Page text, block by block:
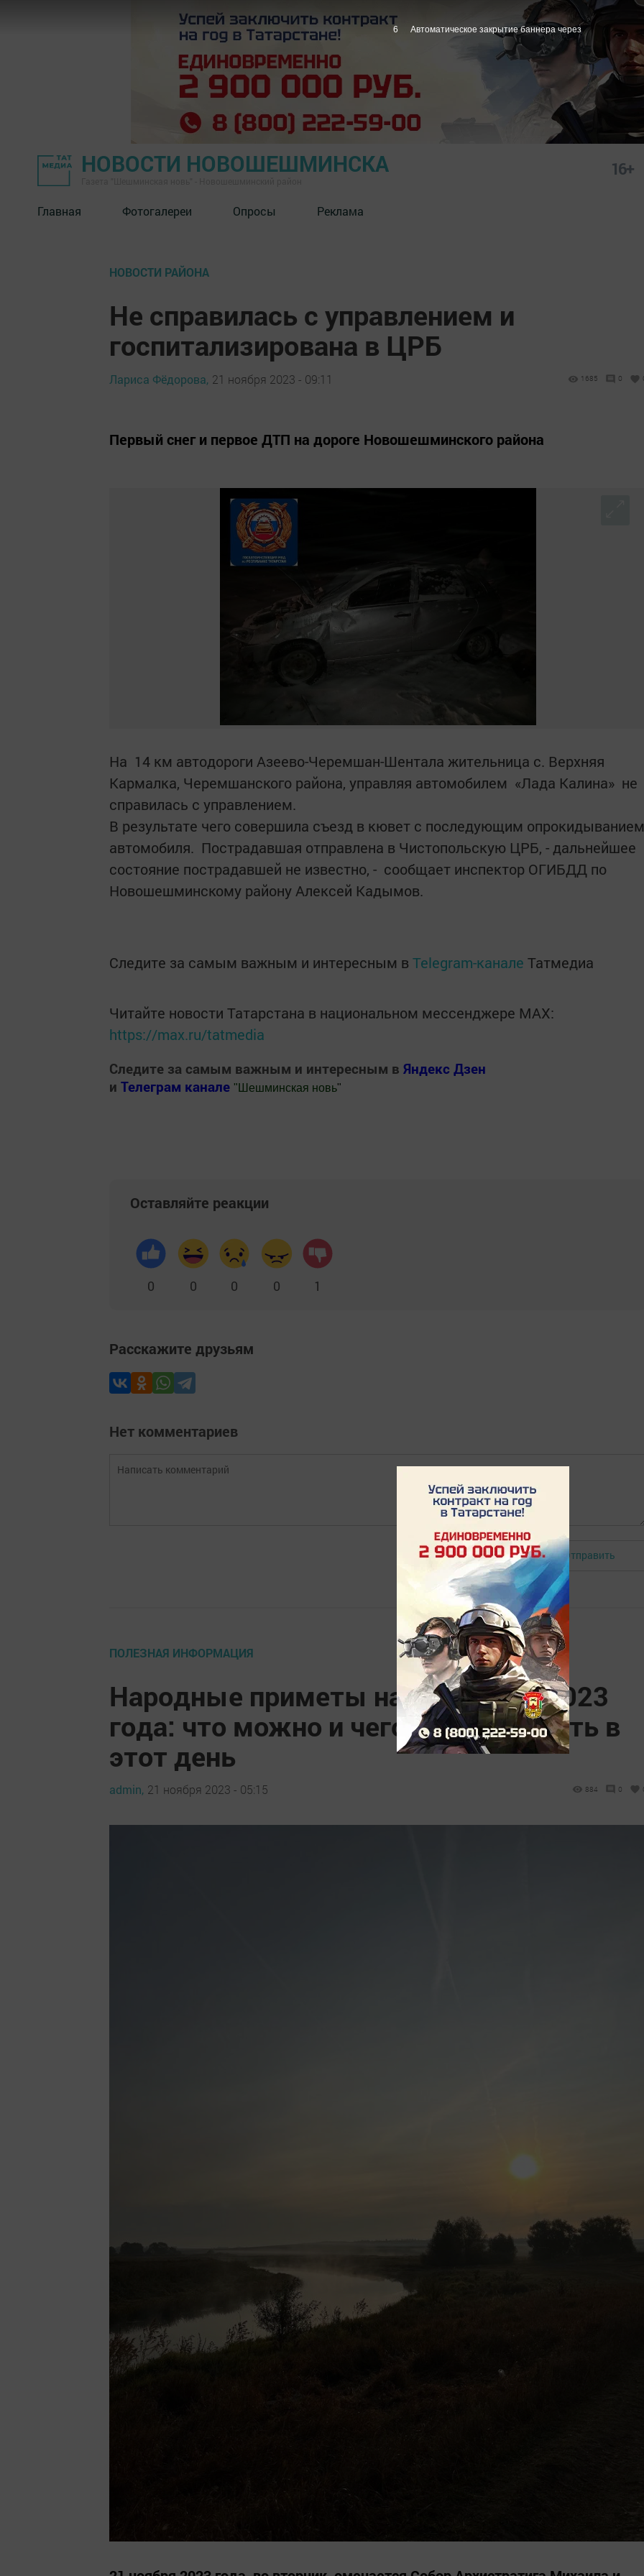
НОВОСТИ НОВОШЕШМИНСКА 16+
Главная Фотогалереи Опросы Реклама
НОВОСТИ РАЙОНА
Не справилась с управлением и
госпитализирована в ЦРБ
Лариса Фёдорова, 21 ноября 2023 - 09:11 1685 0
Первый снег и первое ДТП на дороге Новошешминского района
На 14 км автодороги Азеево-Черемшан-Шентала жительница с. Верхняя
Кармалка, Черемшанского района, управляя автомобилем «Лада Калина» не
справилась с управлением.
В результате чего совершила съезд в кювет с последующим опрокидыванием
автомобиля. Пострадавшая отправлена в Чистопольскую ЦРБ, - дальнейшее
состояние пострадавшей не известно, - сообщает инспектор ОГИБДД по
Новошешминскому району Алексей Кадымов.
Следите за самым важным и интересным в Telegram-канале Татмедиа
Читайте новости Татарстана в национальном мессенджере MАХ:
https://max.ru/tatmedia
Следите за самым важным и интересным в Яндекс Дзен
и Телеграм канале " Шешминская новь"
Оставляйте реакции
0 0 0 0 1
Расскажите друзьям
Нет комментариев
Авторизоваться Отправить
ПОЛЕЗНАЯ ИНФОРМАЦИЯ
Народные приметы на 21 ноября 2023
года: что можно и чего нельзя делать в
этот день
admin, 21 ноября 2023 - 05:15 884 0
5 Автоматическое закрытие баннера через